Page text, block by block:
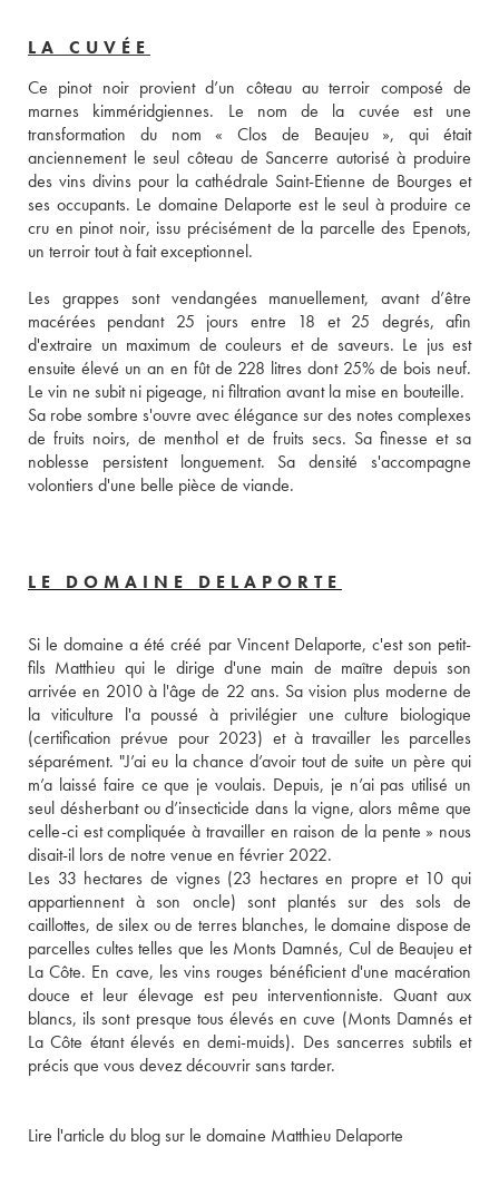
LA CUVÉE
Ce pinot noir provient d’un côteau au terroir composé de
marnes kimméridgiennes. Le nom de la cuvée est une
transformation du nom « Clos de Beaujeu », qui était
anciennement le seul côteau de Sancerre autorisé à produire
des vins divins pour la cathédrale Saint-Etienne de Bourges et
ses occupants. Le domaine Delaporte est le seul à produire ce
cru en pinot noir, issu précisément de la parcelle des Epenots,
un terroir tout à fait exceptionnel.
Les grappes sont vendangées manuellement, avant d’être
macérées pendant 25 jours entre 18 et 25 degrés, afin
d'extraire un maximum de couleurs et de saveurs. Le jus est
ensuite élevé un an en fût de 228 litres dont 25% de bois neuf.
Le vin ne subit ni pigeage, ni filtration avant la mise en bouteille.
Sa robe sombre s'ouvre avec élégance sur des notes complexes
de fruits noirs, de menthol et de fruits secs. Sa finesse et sa
noblesse persistent longuement. Sa densité s'accompagne
volontiers d'une belle pièce de viande.
LE DOMAINE DELAPORTE
Si le domaine a été créé par Vincent Delaporte, c'est son petit-
fils Matthieu qui le dirige d'une main de maître depuis son
arrivée en 2010 à l'âge de 22 ans. Sa vision plus moderne de
la viticulture l'a poussé à privilégier une culture biologique
(certification prévue pour 2023) et à travailler les parcelles
séparément. "J’ai eu la chance d’avoir tout de suite un père qui
m’a laissé faire ce que je voulais. Depuis, je n’ai pas utilisé un
seul désherbant ou d’insecticide dans la vigne, alors même que
celle-ci est compliquée à travailler en raison de la pente » nous
disait-il lors de notre venue en février 2022.
Les 33 hectares de vignes (23 hectares en propre et 10 qui
appartiennent à son oncle) sont plantés sur des sols de
caillottes, de silex ou de terres blanches, le domaine dispose de
parcelles cultes telles que les Monts Damnés, Cul de Beaujeu et
La Côte. En cave, les vins rouges bénéficient d'une macération
douce et leur élevage est peu interventionniste. Quant aux
blancs, ils sont presque tous élevés en cuve (Monts Damnés et
La Côte étant élevés en demi-muids). Des sancerres subtils et
précis que vous devez découvrir sans tarder.
Lire l'article du blog sur le domaine Matthieu Delaporte